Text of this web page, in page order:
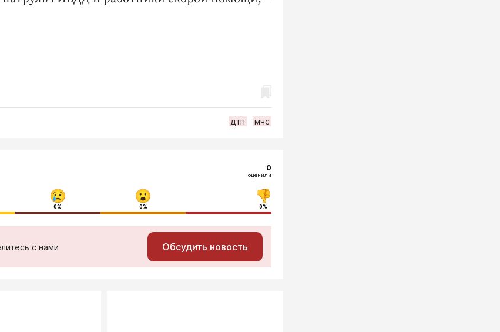
дтп мчс
0
оценили
0% 0% 0%
с нами Обсудить новость